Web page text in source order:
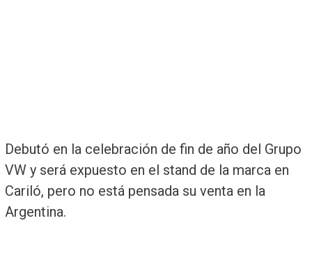
Debutó en la celebración de fin de año del Grupo
VW y será expuesto en el stand de la marca en
Cariló, pero no está pensada su venta en la
Argentina.